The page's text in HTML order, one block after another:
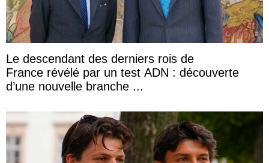
Le descendant des derniers rois de
France révélé par un test ADN : découverte
d’une nouvelle branche ...